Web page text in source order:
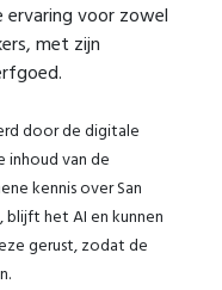
ervaring voor zowel
met zijn
door de digitale
inhoud van de
kennis over San
het AI en kunnen
gerust, zodat de